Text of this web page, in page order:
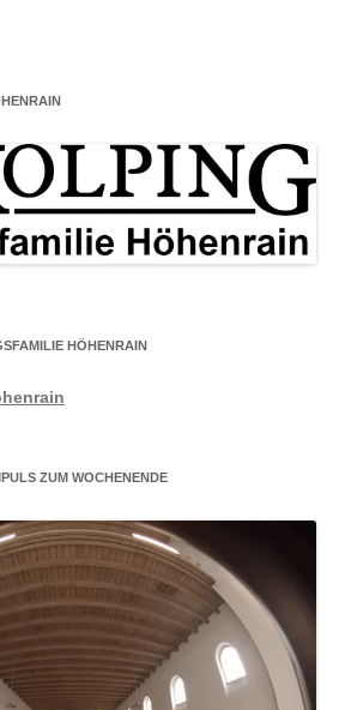
HÖHENRAIN
ZUM WOCHENENDE